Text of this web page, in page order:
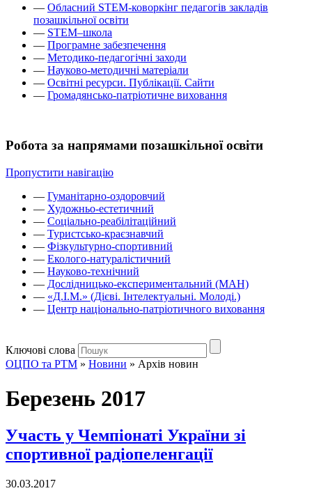
— Обласний STEM-коворкінг педагогів закладів
позашкільної освіти
— STEM–школа
— Програмне забезпечення
— Методико-педагогічні заходи
— Науково-методичні матеріали
— Освітні ресурси. Публікації. Сайти
— Громадянсько-патріотичне виховання
Робота за напрямами позашкільної освіти
Пропустити навігацію
— Гуманітарно-оздоровчий
— Художньо-естетичний
— Соціально-реабілітаційний
— Туристсько-краєзнавчий
— Фізкультурно-спортивний
— Еколого-натуралістичний
— Науково-технічний
— Дослідницько-експериментальний (МАН)
— «Д.І.М.» (Дієві. Інтелектуальні. Молоді.)
— Центр національно-патріотичного виховання
Ключові слова
ОЦПО та РТМ » Новини » Архів новин
Березень 2017
Участь у Чемпіонаті України зі
спортивної радіопеленгації
30.03.2017